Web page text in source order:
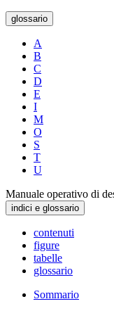
glossario
A
B
C
D
E
I
M
O
S
T
U
Manuale operativo di
indici e glossario
contenuti
figure
tabelle
glossario
Sommario